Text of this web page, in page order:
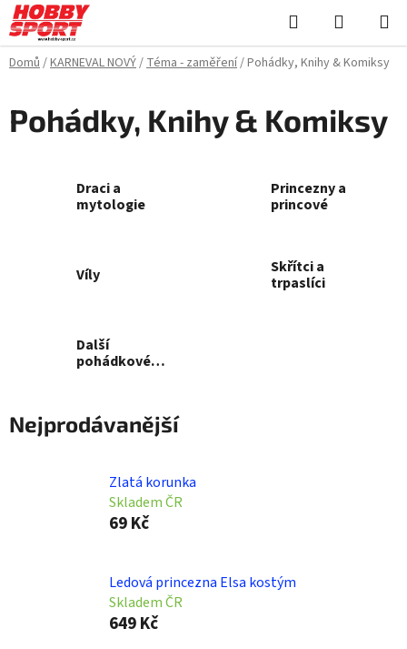
Přejít
na
obsah
Hledat
KOŠÍK
Domů/KARNEVAL NOVÝ/Téma - zaměření/Pohádky, Knihy & Komiksy
Pohádky, Knihy & Komiksy
Draci a
mytologie
Princezny a
princové
Víly
Skřítci a
trpaslíci
Další
pohádkové
Nejprodávanější
Zlatá korunka
Skladem ČR
69 Kč
Ledová princezna Elsa kostým
Skladem ČR
649 Kč